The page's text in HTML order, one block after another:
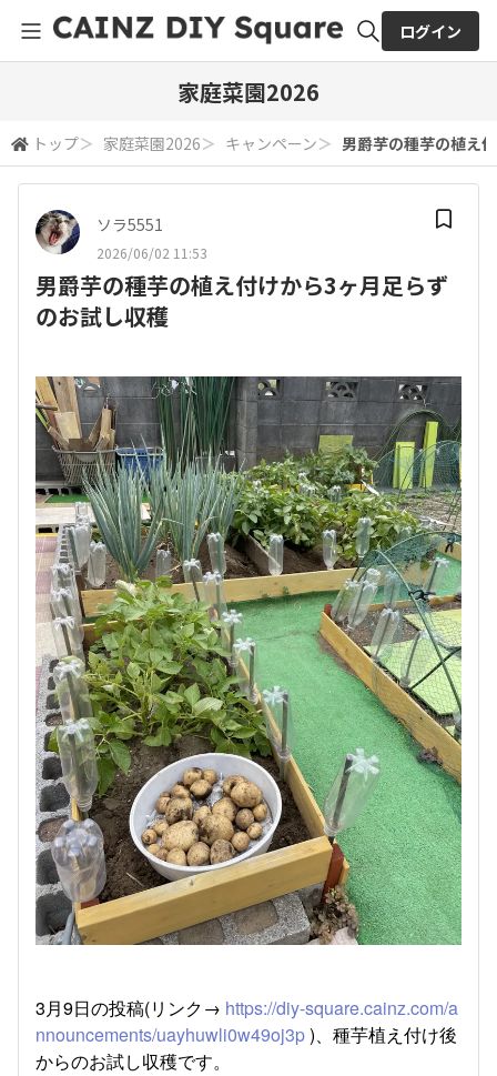
検索
ログイン
家庭菜園2026
トップ＞ 家庭菜園2026＞ キャンペーン＞ 男爵芋の種芋の植え
ソラ5551
2026/06/02 11:53
男爵芋の種芋の植え付けから3ヶ月足らず
のお試し収穫
3月9日の投稿(リンク→ https://diy-square.cainz.com/a
nnouncements/uayhuwli0w49oj3p)、種芋植え付け後
からのお試し収穫です。